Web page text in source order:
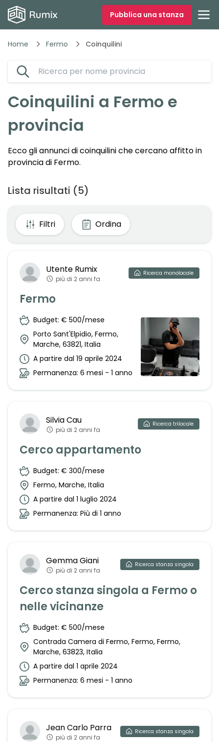
Pubblica una stanza
Home Fermo Coinquilini
Coinquilini a Fermo e
provincia
Ecco gli annunci di coinquilini che cercano affitto in
provincia di Fermo.
Lista risultati (5)
Filtri Ordina
Utente Rumix
più di 2 anni fa
Ricerca monolocale
Fermo
Budget: € 500/mese
Porto Sant'Elpidio, Fermo,
Marche, 63821, Italia
A partire dal 19 aprile 2024
Permanenza: 6 mesi - 1 anno
SilviaCau
più di 2 anni fa
Ricerca trilocale
Cerco appartamento
Budget: € 300/mese
Fermo, Marche, Italia
A partire dal 1 luglio 2024
Permanenza: Più di 1 anno
GemmaGiani
più di 2 anni fa
Ricerca stanza singola
Cerco stanza singola a Fermo o
nelle vicinanze
Budget: € 500/mese
Contrada Camera di Fermo, Fermo, Fermo,
Marche, 63823, Italia
A partire dal 1 aprile 2024
Permanenza: 6 mesi - 1 anno
Jean Carlo Parra
più di 2 anni fa
Ricerca stanza singola